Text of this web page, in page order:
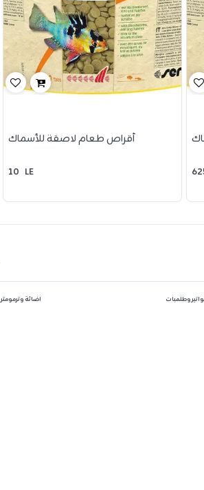
أقراص طعام لاصقة للأسماك
10 LE
اضائة وترمومتر وطلمبات